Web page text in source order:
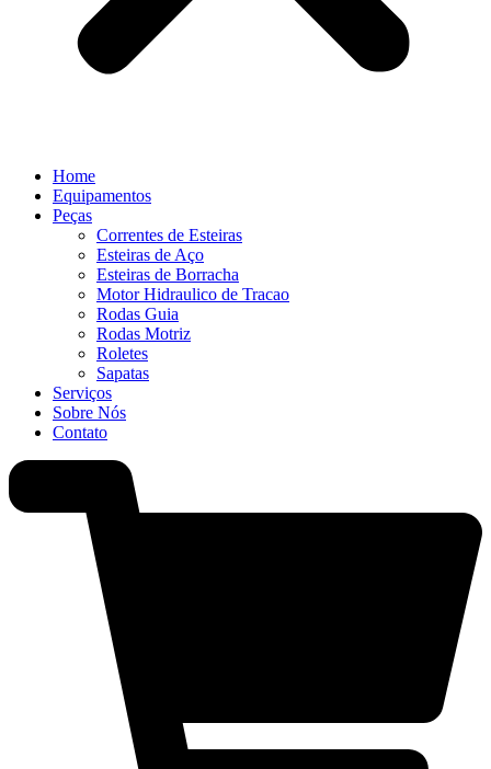
Home
Equipamentos
Peças
Correntes de Esteiras
Esteiras de Aço
Esteiras de Borracha
Motor Hidraulico de Tracao
Rodas Guia
Rodas Motriz
Roletes
Sapatas
Serviços
Sobre Nós
Contato